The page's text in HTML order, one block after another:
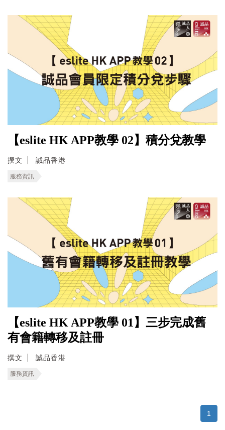
【eslite HK APP教學 02】積分兌教學
撰文 誠品香港
服務資訊
【eslite HK APP教學 01】三步完成舊
有會籍轉移及註冊
撰文 誠品香港
服務資訊
1